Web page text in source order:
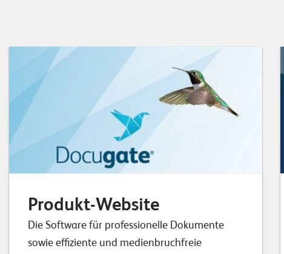
Produkt-Website
Die Software für professionelle Dokumente
sowie effiziente und medienbruchfreie